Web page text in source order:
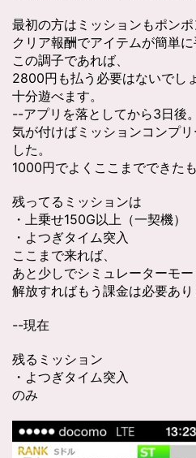
最初の方はミッションもポンポ
クリア報酬でアイテムが簡単に
この調子であれば、
2800円も払う必要はないでしょ
十分遊べます。
--アプリを落としてから3日後。
気が付けばミッションコンプ
した。
1000円でよくここまでできたも
残ってるミッションは
・上乗せ150G以上（一契機）
・よつぎタイム突入
ここまで来れば、
あと少しでシミュレーターモー
解放すればもう課金は必要あり
--現在
残るミッション
・よつぎタイム突入
のみ